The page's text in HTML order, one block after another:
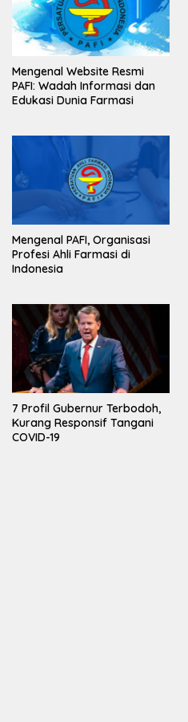
Mengenal Website Resmi
PAFI: Wadah Informasi dan
Edukasi Dunia Farmasi
Mengenal PAFI, Organisasi
Profesi Ahli Farmasi di
Indonesia
7 Profil Gubernur Terbodoh,
Kurang Responsif Tangani
COVID-19